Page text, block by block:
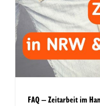
FAQ – Zeitarbeit im